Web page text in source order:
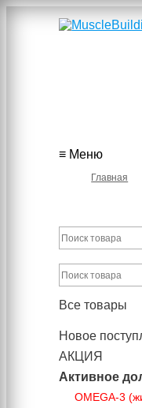
≡ Меню
Главная
Все товары
Новое
АКЦИЯ
Активное
OMEGA-3